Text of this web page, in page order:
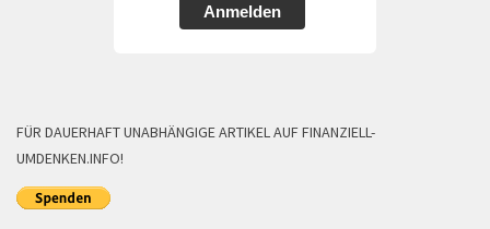
Anmelden
FÜR DAUERHAFT UNABHÄNGIGE ARTIKEL AUF FINANZIELL-
UMDENKEN.INFO!